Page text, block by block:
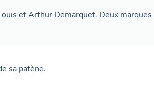
et Arthur Demarquet. Deux
sa patène.